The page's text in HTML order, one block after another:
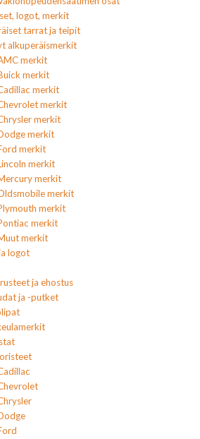
logot, merkit
tarrat ja teipit
alkuperäismerkit
merkit
merkit
merkit
merkit
merkit
merkit
merkit
merkit
merkit
merkit
merkit
merkit
merkit
logot
ja ehostus
ja -putket